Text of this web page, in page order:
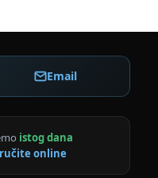
Email
istog dana
online